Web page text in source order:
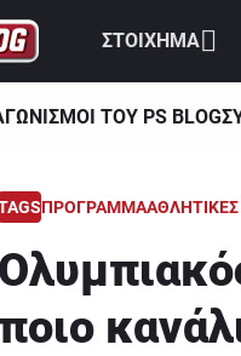
ΣΤΟΙΧΗΜΑ
ΤΟΥ PS BLOG
ΠΡΟΓΡΑΜΜΑ
ποιο